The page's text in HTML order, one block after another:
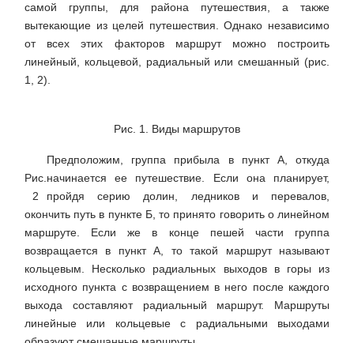
самой группы, для района путешествия, а также
вытекающие из целей путешествия. Однако независимо
от всех этих факторов маршрут можно построить
линейный, кольцевой, радиальный или смешанный (рис.
1, 2).
Рис. 1. Виды маршрутов
Рис.
2
Предположим, группа прибыла в пункт А, откуда
начинается ее путешествие. Если она планирует,
пройдя серию долин, ледников и перевалов,
окончить путь в пункте Б, то принято говорить о линейном
маршруте. Если же в конце пешей части группа
возвращается в пункт А, то такой маршрут называют
кольцевым. Несколько радиальных выходов в горы из
исходного пункта с возвращением в него после каждого
выхода составляют радиальный маршрут. Маршруты
линейные или кольцевые с радиальными выходами